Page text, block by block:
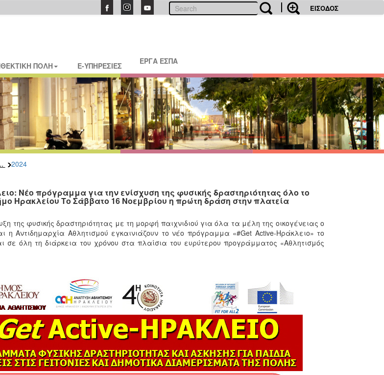
ΕΙΣΟΔΟΣ
ΠΟΛΗ E-ΥΠΗΡΕΣΙΕΣ ΕΡΓΑ ΕΣΠΑ
2024
Νέο πρόγραμμα για την ενίσχυση της φυσικής δραστηριότητας όλο το
Ηρακλείου Το Σάββατο 16 Νοεμβρίου η πρώτη δράση στην πλατεία
της φυσικής δραστηριότητας με τη μορφή παιχνιδιού για όλα τα μέλη της οικογένειας ο
η Αντιδημαρχία Αθλητισμού εγκαινιάζουν το νέο πρόγραμμα «#Get Active-Ηράκλειο» το
σε όλη τη διάρκεια του χρόνου στα πλαίσια του ευρύτερου προγράμματος «Αθλητισμός